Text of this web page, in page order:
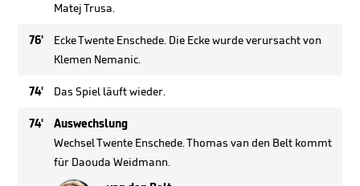
Matej Trusa.
76'
Ecke Twente Enschede. Die Ecke wurde verursacht von
Klemen Nemanic.
74' Das Spiel läuft wieder.
74'
Auswechslung
Wechsel Twente Enschede. Thomas van den Belt kommt
für Daouda Weidmann.